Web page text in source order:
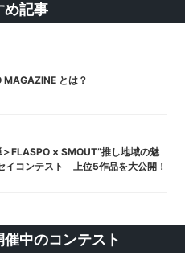
め記事
MAGAZINE とは？
＞FLASPO × SMOUT”推し地域の魅
イコンテスト 上位5作品を大公開！
中のコンテスト